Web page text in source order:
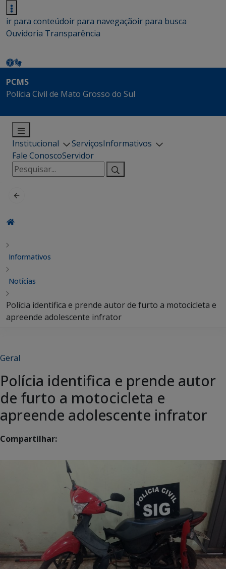
ir para conteúdoir para navegaçãoir para busca
Ouvidoria Transparência
PCMS
Polícia Civil de Mato Grosso do Sul
Institucional ServiçosInformativos
Fale ConoscoServidor
Pesquisar
por:
Informativos
Notícias
Polícia identifica e prende autor de furto a motocicleta e
apreende adolescente infrator
Geral
Polícia identifica e prende autor
de furto a motocicleta e
apreende adolescente infrator
Compartilhar: